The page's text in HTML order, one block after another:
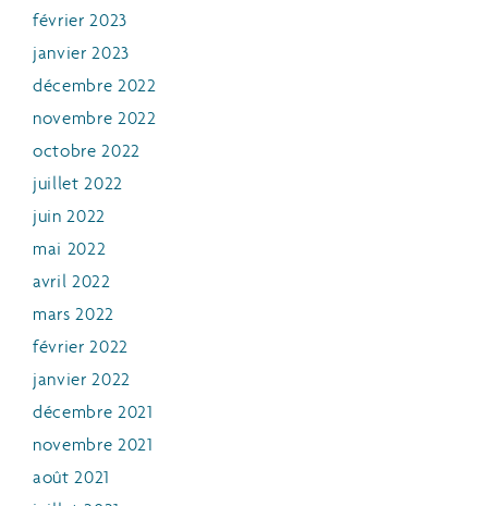
février 2023
janvier 2023
décembre 2022
novembre 2022
octobre 2022
juillet 2022
juin 2022
mai 2022
avril 2022
mars 2022
février 2022
janvier 2022
décembre 2021
novembre 2021
août 2021